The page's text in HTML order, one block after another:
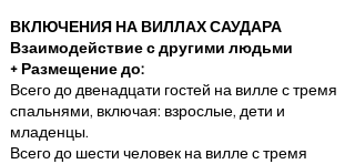
ВКЛЮЧЕНИЯ НА ВИЛЛАХ САУДАРА
Взаимодействие с другими людьми
+ Размещение до:
Всего до двенадцати гостей на вилле с тремя
спальнями, включая: взрослые, дети и
младенцы.
Всего до шести человек на вилле с тремя